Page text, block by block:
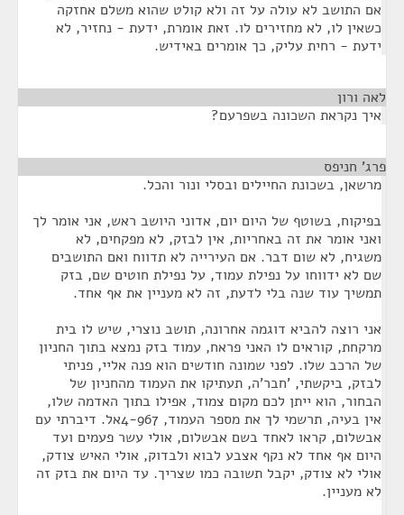
אם התושב לא עולה על זה ולא קולט שהוא משלם אחזקה
כשאין לו, לא מחזירים לו. זאת אומרת, ידעת - נחזיר, לא
ידעת - רחית עליק, כך אומרים באידיש.
לאה ורון
איך נקראת השכונה בשפרעם?
פרג' חניפס
מרשאן, בשכונת החיילים ובסלי ונור והכל.
בפיקוח, בשוטף של היום יום, אדוני היושב ראש, אני אומר לך
ואני אומר את זה באחריות, אין לבזק, לא מפקחים, לא
משגיח, לא שום דבר. אם העירייה לא תדווח ואם התושבים
שם לא ידווחו על נפילת עמוד, על נפילת חוטים שם, בזק
תמשיך עוד שנה בלי לדעת, זה לא מעניין את אף אחד.
אני רוצה להביא דוגמה אחרונה, תושב נוצרי, שיש לו בית
מרקחת, קוראים לו האני פראח, עמוד בזק נמצא בתוך החניון
של הרכב שלו. לפני שמונה חודשים הוא פנה אליי, פניתי
לבזק, ביקשתי, 'חבר'ה, תעתיקו את העמוד מהחניון של
הבחור, הוא ייתן לכם מקום צמוד, אפילו בתוך האדמה שלו,
אין בעיה, תרשמי לך את מספר העמוד, 4-967אל. דיברתי עם
אבשלום, קראו לאחד בשם אבשלום, אולי עשר פעמים ועד
היום אף אחד לא נקף אצבע לבוא ולבדוק, אולי האיש צודק,
אולי לא צודק, יקבל תשובה כמו שצריך. עד היום את בזק זה
לא מעניין.